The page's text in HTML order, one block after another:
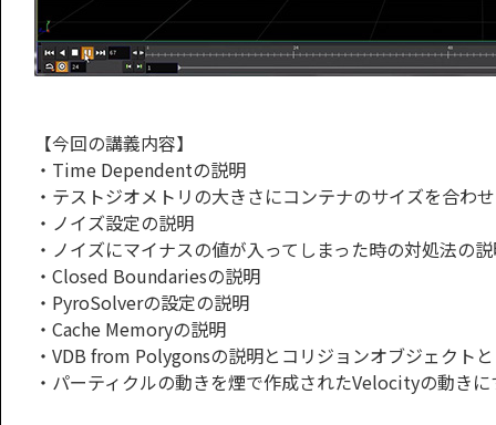
【今回の講義内容】
・Time Dependentの説明
・テストジオメトリの大きさにコンテナのサイズを合わ
・ノイズ設定の説明
・ノイズにマイナスの値が入ってしまった時の対処法の
・Closed Boundariesの説明
・PyroSolverの設定の説明
・Cache Memoryの説明
・VDB from Polygonsの説明とコリジョンオブジェクト
・パーティクルの動きを煙で作成されたVelocityの動き